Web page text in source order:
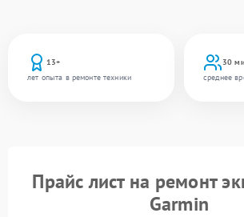
13+
лет опыта в ремонте техники
30
среднее
Прайс лист на ремонт
Garmin